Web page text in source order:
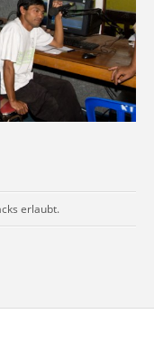
erlaubt.